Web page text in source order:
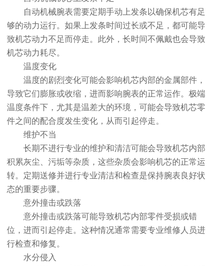
自动机械腕表需要定期手动上发条以确保机芯有足
够的动力运行。如果上发条时间过长或不足，都可能导
致机芯动力不足而停走。此外，长时间不佩戴也会导致
机芯动力耗尽。
温度变化
温度的剧烈变化可能会影响机芯内部的金属部件，
导致它们膨胀或收缩，进而影响腕表的正常运作。极端
温度条件下，尤其是温差大的环境，可能会导致机芯零
件之间的配合度发生变化，从而引起停走。
维护不当
长期不进行专业的维护和清洁可能会导致机芯内部
积累灰尘、污垢等杂质，这些杂质会影响机芯的正常运
转。定期送修并进行专业清洁和检查是保持腕表良好状
态的重要步骤。
意外撞击或跌落
意外撞击或跌落可能导致机芯内部零件受损或错
位，进而引起停走。这种情况通常需要专业维修人员进
行检查和修复。
水分侵入